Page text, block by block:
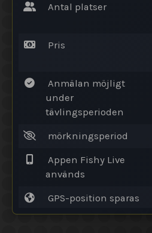
Antal platser
Pris
Anmälan möjligt
under
tävlingsperioden
mörkningsperiod
Appen Fishy Live
används
GPS-position sparas